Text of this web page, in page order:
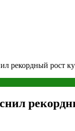
рекордный рост